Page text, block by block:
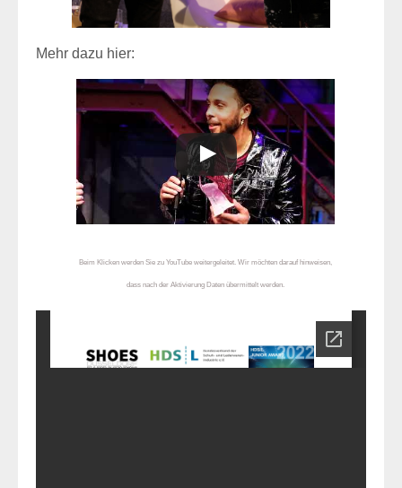
Mehr dazu hier:
Beim Klicken werden Sie zu YouTube weitergeleitet. Wir möchten darauf hinweisen,
dass nach der Aktivierung Daten übermittelt werden.